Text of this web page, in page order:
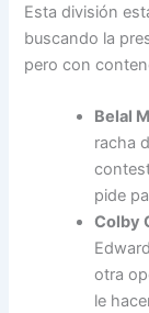
Esta división
buscando la
pero con
Belal
racha
pide
Colby
otra
le